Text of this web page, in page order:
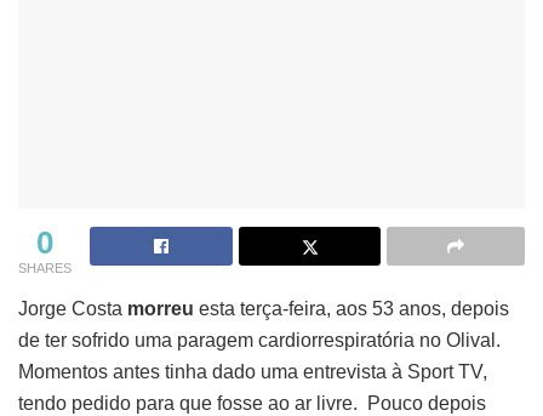
0
SHARES
Jorge Costa morreu esta terça-feira, aos 53 anos, depois
de ter sofrido uma paragem cardiorrespiratória no Olival.
Momentos antes tinha dado uma entrevista à Sport TV,
tendo pedido para que fosse ao ar livre. Pouco depois